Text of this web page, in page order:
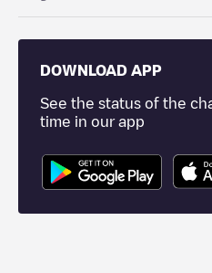
DOWNLOAD APP
See the status of the
time in our app